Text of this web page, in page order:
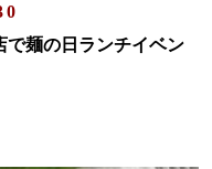
で麺の日ランチイベン